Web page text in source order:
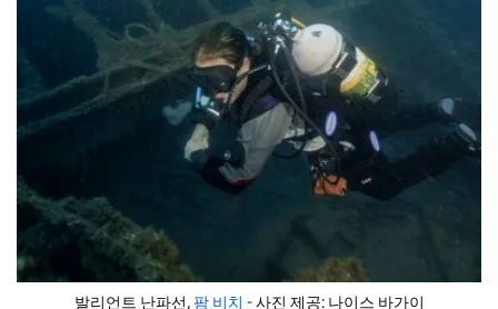
발리언트 난파선, 팜 비치 - 사진 제공: 나이스 바가이